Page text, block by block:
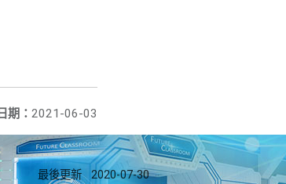
期： 2021-06-03
最後更新 2020-07-30